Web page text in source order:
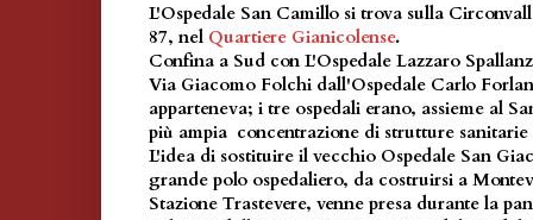
L'Ospedale San Camillo si trova sulla
87, nel Quartiere Gianicolense.
Confina a Sud con L'Ospedale Lazzaro
Via Giacomo Folchi dall'Ospedale Carlo
apparteneva; i tre ospedali erano, assieme al
più ampia concentrazione di strutture
L'idea di sostituire il vecchio Ospedale San
grande polo ospedaliero, da costruirsi a
Stazione Trastevere, venne presa durante la